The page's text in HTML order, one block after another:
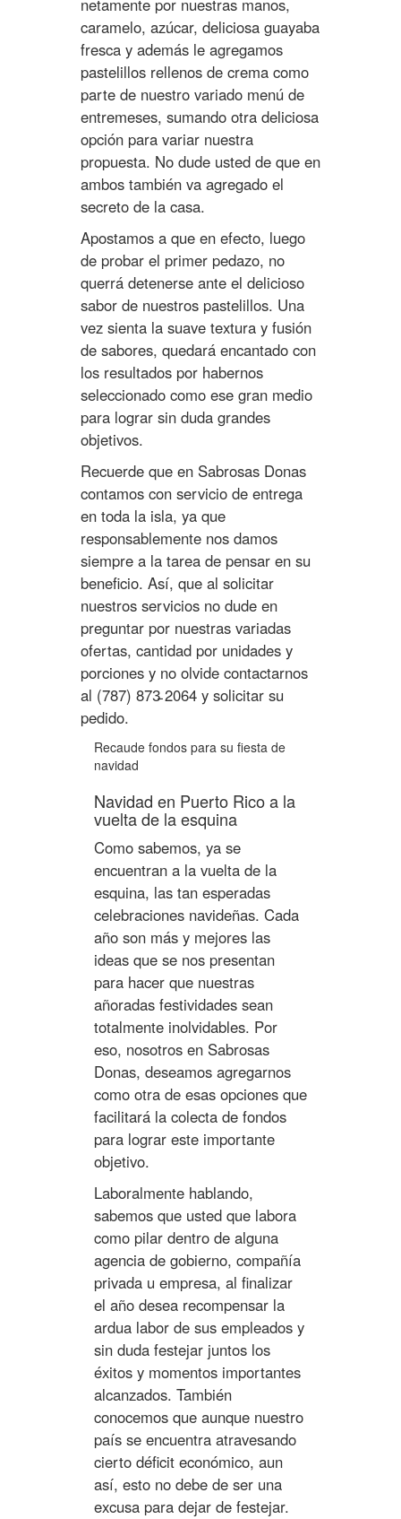
netamente por nuestras manos,
caramelo, azúcar, deliciosa guayaba
fresca y además le agregamos
pastelillos rellenos de crema como
parte de nuestro variado menú de
entremeses, sumando otra deliciosa
opción para variar nuestra
propuesta. No dude usted de que en
ambos también va agregado el
secreto de la casa.
Apostamos a que en efecto, luego
de probar el primer pedazo, no
querrá detenerse ante el delicioso
sabor de nuestros pastelillos. Una
vez sienta la suave textura y fusión
de sabores, quedará encantado con
los resultados por habernos
seleccionado como ese gran medio
para lograr sin duda grandes
objetivos.
Recuerde que en Sabrosas Donas
contamos con servicio de entrega
en toda la isla, ya que
responsablemente nos damos
siempre a la tarea de pensar en su
beneficio. Así, que al solicitar
nuestros servicios no dude en
preguntar por nuestras variadas
ofertas, cantidad por unidades y
porciones y no olvide contactarnos
al (787) 873̵ 2064 y solicitar su
pedido.
Recaude fondos para su fiesta de
navidad
Navidad en Puerto Rico a la
vuelta de la esquina
Como sabemos, ya se
encuentran a la vuelta de la
esquina, las tan esperadas
celebraciones navideñas. Cada
año son más y mejores las
ideas que se nos presentan
para hacer que nuestras
añoradas festividades sean
totalmente inolvidables. Por
eso, nosotros en Sabrosas
Donas, deseamos agregarnos
como otra de esas opciones que
facilitará la colecta de fondos
para lograr este importante
objetivo.
Laboralmente hablando,
sabemos que usted que labora
como pilar dentro de alguna
agencia de gobierno, compañía
privada u empresa, al finalizar
el año desea recompensar la
ardua labor de sus empleados y
sin duda festejar juntos los
éxitos y momentos importantes
alcanzados. También
conocemos que aunque nuestro
país se encuentra atravesando
cierto déficit económico, aun
así, esto no debe de ser una
excusa para dejar de festejar.